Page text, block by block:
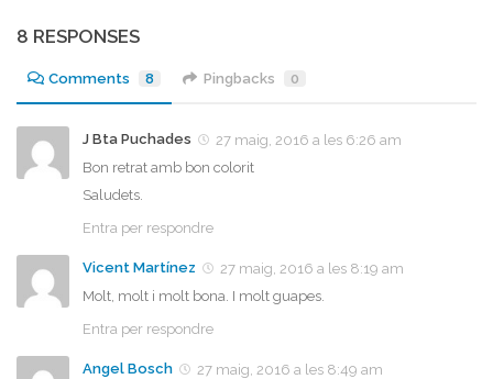
8 RESPONSES
Comments 8 Pingbacks 0
J Bta Puchades
27 maig, 2016 a les 6:26 am
Bon retrat amb bon colorit
Saludets.
Entra per respondre
Vicent Martínez
27 maig, 2016 a les 8:19 am
Molt, molt i molt bona. I molt guapes.
Entra per respondre
Angel Bosch
27 maig, 2016 a les 8:49 am